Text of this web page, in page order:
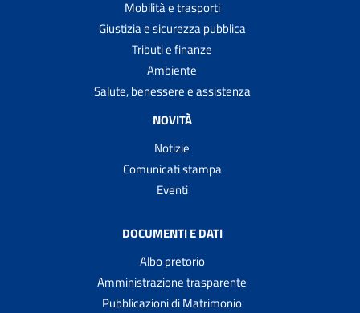
Mobilità e trasporti
Giustizia e sicurezza pubblica
Tributi e finanze
Ambiente
Salute, benessere e assistenza
NOVITÀ
Notizie
Comunicati stampa
Eventi
DOCUMENTI E DATI
Albo pretorio
Amministrazione trasparente
Pubblicazioni di Matrimonio